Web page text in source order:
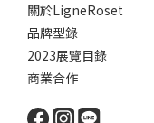
關於LigneRoset
品牌型錄
2023展覽目錄
商業合作